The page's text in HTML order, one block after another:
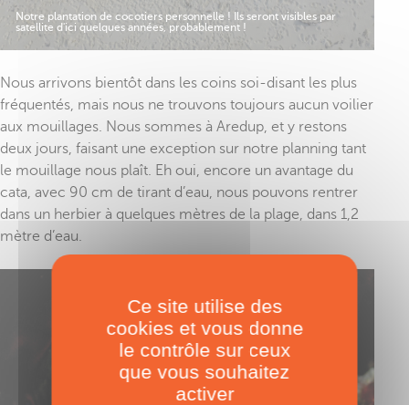
Notre plantation de cocotiers personnelle ! Ils seront visibles par
satellite d'ici quelques années, probablement !
Nous arrivons bientôt dans les coins soi-disant les plus
fréquentés, mais nous ne trouvons toujours aucun voilier
aux mouillages. Nous sommes à Aredup, et y restons
deux jours, faisant une exception sur notre planning tant
le mouillage nous plaît. Eh oui, encore un avantage du
cata, avec 90 cm de tirant d’eau, nous pouvons rentrer
dans un herbier à quelques mètres de la plage, dans 1,2
mètre d’eau.
Ce site utilise des
cookies et vous donne
le contrôle sur ceux
que vous souhaitez
activer